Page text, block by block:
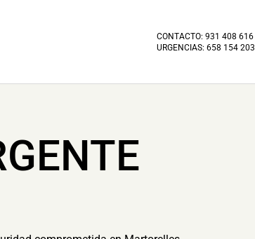
CONTACTO:931 408 616
URGENCIAS:658 154 203